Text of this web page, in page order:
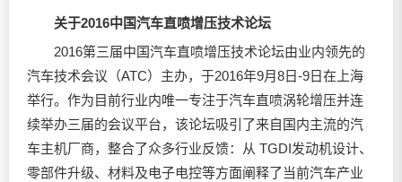
关于2016中国汽车直喷增压技术论坛
2016第三届中国汽车直喷增压技术论坛由业内领先的
汽车技术会议（ATC）主办，于2016年9月8日-9日在上海
举行。作为目前行业内唯一专注于汽车直喷涡轮增压并连
续举办三届的会议平台，该论坛吸引了来自国内主流的汽
车主机厂商，整合了众多行业反馈：从 TGDI发动机设计、
零部件升级、材料及电子电控等方面阐释了当前汽车产业